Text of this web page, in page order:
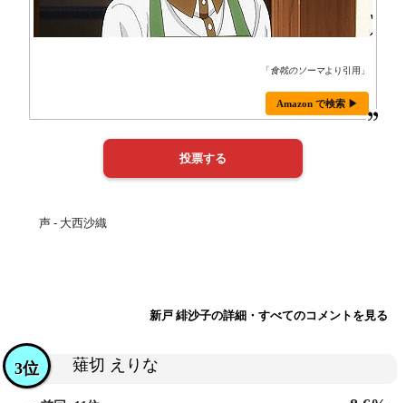
「食戟のソーマより引用」
Amazon で検索 ▶
声 - 大西沙織
新戸 緋沙子の詳細・すべてのコメントを見る
薙切 えりな
3位